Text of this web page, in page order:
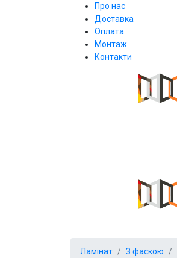
Про нас
Доставка
Оплата
Монтаж
Контакти
Ламінат З фаскою